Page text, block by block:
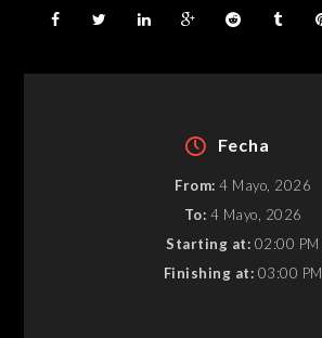
Fecha
From: 4 Mayo, 2026
To: 4 Mayo, 2026
Starting at: 02:00 PM
Finishing at: 03:00 PM